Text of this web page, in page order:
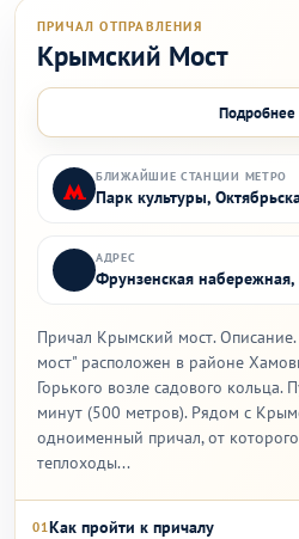
ПРИЧАЛ ОТПРАВЛЕНИЯ
Крымский Мост
Подробнее
БЛИЖАЙШИЕ СТАНЦИИ МЕТРО
Парк культуры,
АДРЕС
Фрунзенская
Причал Крымский мост.
мост" расположен в районе
Горького возле садового кольца.
минут (500 метров). Рядом с
одноименный причал, от
теплоходы...
01 Как пройти к причалу